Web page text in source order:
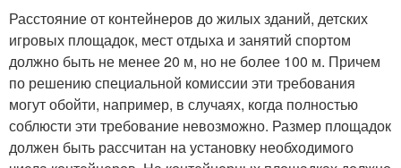
Расстояние от контейнеров до жилых зданий, детских
игровых площадок, мест отдыха и занятий спортом
должно быть не менее 20 м, но не более 100 м. Причем
по решению специальной комиссии эти требования
могут обойти, например, в случаях, когда полностью
соблюсти эти требование невозможно. Размер площадок
должен быть рассчитан на установку необходимого